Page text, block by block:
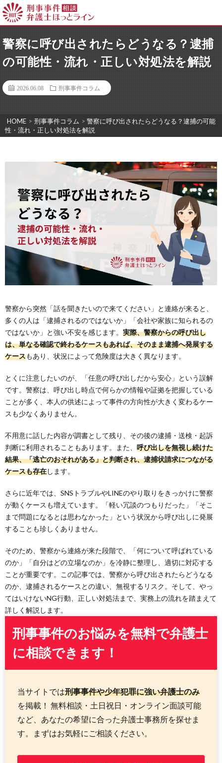
警察に呼び出されたらどうなる？逮捕
の可能性・流れ・正しい対処法を解説
2026.06.08 刑事事件コラム
HOME > 刑事事件コラム > 警察に呼び出されたらどうなる？逮捕の可能
性・流れ・正しい対処法を解説
警察から突然「話を聞きたいので来てください」と連絡が来ると、
多くの人は「逮捕されるのではないか」「会社や家族に知られるの
ではないか」と強い不安を感じます。 実際、警察からの呼び出し
は、単なる確認で終わるケースもあれば、そのまま逮捕へ発展する
ケースもあり、状況によって危険度は大きく異なります。
とくに注意したいのが、「任意の呼び出しだから安心」という誤解
です。警察は、呼び出し時点で何らかの情報や証拠を把握している
ことが多く、本人の供述によって事件の方向性が大きく変わるケー
スも少なくありません。
不用意に話した内容が調書として残り、その後の逮捕・送検・起訴
判断に利用されることもあります。また、 呼び出しを無視し続けた
結果、「逃亡のおそれがある」と判断され、逮捕状請求につながる
ケースも存在します。
さらに近年では、SNSトラブルやLINEのやり取りをきっかけに警察
が動くケースも増えています。「軽い冗談のつもりだった」「そこ
まで問題になるとは思わなかった」という状況から呼び出しに発展
することも珍しくありません。
そのため、警察から連絡が来た段階で、「何について呼ばれている
のか」「自分はどの立場なのか」を冷静に整理し、適切に対応する
ことが重要です。この記事では、警察から呼び出されたらどうなる
のか、逮捕されるケースとの違い、無視するリスク。そして、やっ
てはいけないNG行動、正しい対処法まで、実務上の流れを踏まえて
詳しく解説します。
刑事事件のお悩みを無料で弁護士
に相談できます！
当サイトでは刑事事件や少年犯罪に強い弁護士のみ
を掲載！ 無料相談・土日祝日・オンライン面談可能
など、あなたの希望に合った弁護士事務所を探せま
す。まずはお気軽にご相談ください。